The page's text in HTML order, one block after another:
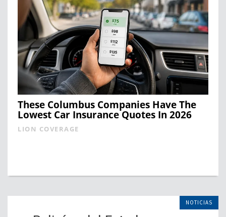
These Columbus Companies Have The
Lowest Car Insurance Quotes In 2026
LION COVERAGE
NOTICIAS